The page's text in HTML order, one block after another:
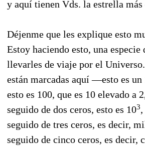
y aquí tienen Vds. la estrella más
Déjenme que les explique esto
Estoy haciendo esto, una especie
llevarles de viaje por el
están marcadas aquí —esto es un
esto es 100, que es 10 elevado a
seguido de dos ceros, esto es 103
seguido de tres ceros, es decir,
seguido de cinco ceros, es